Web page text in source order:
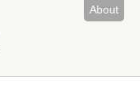
About